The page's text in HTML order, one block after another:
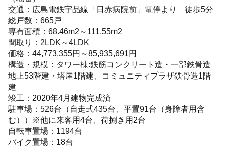
交通：広島電鉄宇品線「日赤病院前」電停より 徒歩5分
総戸数：665戸
専有面積：68.46m2～111.55m2
間取り：2LDK～4LDK
価格：44,773,355円～85,935,691円
構造・規模：タワー棟:鉄筋コンクリート造・一部鉄骨造
地上53階建・塔屋1階建、コミュニティプラザ鉄骨造1階
建
竣工：2020年4月建物完成済
駐車場：526台（自走式435台、平置91台（身障者用含
む））※他に来客用4台、荷捌き用2台
自転車置場：1194台
バイク置場：18台